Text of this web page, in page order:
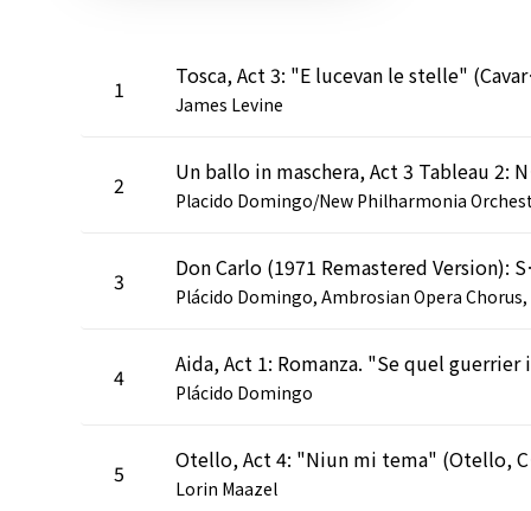
1 Tosca,
James Levine
2
3
Don Carlo
4
Plácido Domingo
5
Lorin Maazel